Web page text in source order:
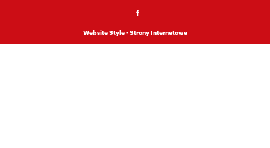
Website Style - Strony Internetowe